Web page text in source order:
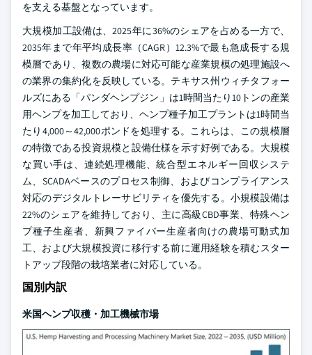
を支える基盤となっています。
大規模加工設備は、2025年に36%のシェアを占める一方で、
2035年まで年平均成長率（CAGR）12.3%で最も急成長する規
模層であり、複数の農場に対応可能な産業規模の処理施設へ
の業界の集約化を反映している。テキサス州ウィチタフォー
ルズにある「パンダヘンプジン」は1時間当たり10トンの産業
用ヘンプを加工しており、ヘンプ種子加工プラントは1時間当
たり4,000～42,000ポンドを処理する。これらは、この規模層
の特徴である投資規模と設備仕様を示す好例である。大規模
な買い手は、連続処理機能、統合型エネルギー回収システ
ム、SCADAベースのプロセス制御、およびコンプライアンス
対応のデジタルトレーサビリティを優先する。小規模設備は
22%のシェアを維持しており、主に高級CBD事業、特殊ヘン
プ種子生産者、新興ファイバー生産者向けの農場可動式加
工、および大規模投資に移行する前に運用経験を積むスター
トアップ段階の栽培業者に対応している。
国別内訳
米国ヘンプ収穫・加工機械市場